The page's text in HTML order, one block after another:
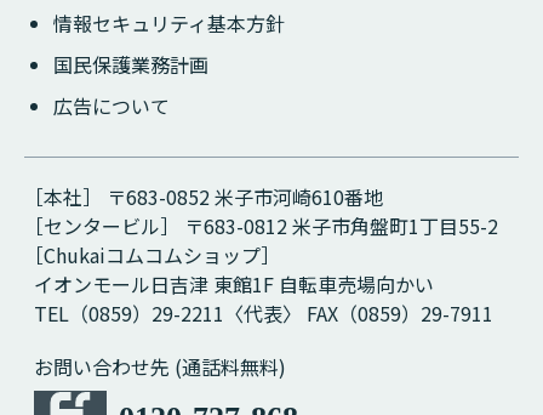
情報セキュリティ基本方針
国民保護業務計画
広告について
［本社］ 〒683-0852 米子市河崎610番地
［センタービル］ 〒683-0812 米子市角盤町1丁目55-2
［Chukaiコムコムショップ］
イオンモール日吉津 東館1F 自転車売場向かい
TEL（0859）29-2211〈代表〉 FAX（0859）29-7911
お問い合わせ先 (通話料無料)